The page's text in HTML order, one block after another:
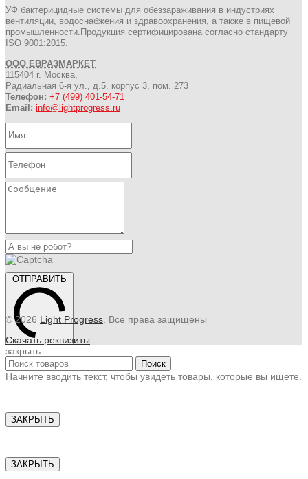
УФ бактерицидные системы для обеззараживания в индустриях
вентиляции, водоснабжения и здравоохранения, а также в пищевой
промышленности.Продукция сертифицирована согласно стандарту
ISO 9001:2015.
ООО ЕВРАЗМАРКЕТ
115404 г. Москва,
Радиальная 6-я ул., д.5. корпус 3, пом. 273
Телефон: +7 (499) 401-54-71
Email: info@lightprogress.ru
ОТПРАВИТЬ
© 2026 Light Progress . Все права защищены
Скачать реквизиты
закрыть
Поиск
Начните вводить текст, чтобы увидеть товары, которые вы ищете.
ЗАКРЫТЬ
ЗАКРЫТЬ